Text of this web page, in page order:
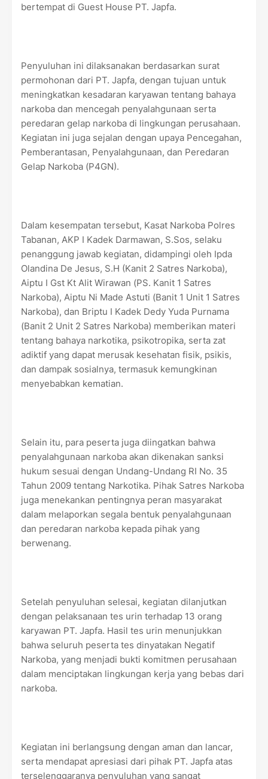
bertempat di Guest House PT. Japfa.
Penyuluhan ini dilaksanakan berdasarkan surat
permohonan dari PT. Japfa, dengan tujuan untuk
meningkatkan kesadaran karyawan tentang bahaya
narkoba dan mencegah penyalahgunaan serta
peredaran gelap narkoba di lingkungan perusahaan.
Kegiatan ini juga sejalan dengan upaya Pencegahan,
Pemberantasan, Penyalahgunaan, dan Peredaran
Gelap Narkoba (P4GN).
Dalam kesempatan tersebut, Kasat Narkoba Polres
Tabanan, AKP I Kadek Darmawan, S.Sos, selaku
penanggung jawab kegiatan, didampingi oleh Ipda
Olandina De Jesus, S.H (Kanit 2 Satres Narkoba),
Aiptu I Gst Kt Alit Wirawan (PS. Kanit 1 Satres
Narkoba), Aiptu Ni Made Astuti (Banit 1 Unit 1 Satres
Narkoba), dan Briptu I Kadek Dedy Yuda Purnama
(Banit 2 Unit 2 Satres Narkoba) memberikan materi
tentang bahaya narkotika, psikotropika, serta zat
adiktif yang dapat merusak kesehatan fisik, psikis,
dan dampak sosialnya, termasuk kemungkinan
menyebabkan kematian.
Selain itu, para peserta juga diingatkan bahwa
penyalahgunaan narkoba akan dikenakan sanksi
hukum sesuai dengan Undang-Undang RI No. 35
Tahun 2009 tentang Narkotika. Pihak Satres Narkoba
juga menekankan pentingnya peran masyarakat
dalam melaporkan segala bentuk penyalahgunaan
dan peredaran narkoba kepada pihak yang
berwenang.
Setelah penyuluhan selesai, kegiatan dilanjutkan
dengan pelaksanaan tes urin terhadap 13 orang
karyawan PT. Japfa. Hasil tes urin menunjukkan
bahwa seluruh peserta tes dinyatakan Negatif
Narkoba, yang menjadi bukti komitmen perusahaan
dalam menciptakan lingkungan kerja yang bebas dari
narkoba.
Kegiatan ini berlangsung dengan aman dan lancar,
serta mendapat apresiasi dari pihak PT. Japfa atas
terselenggaranya penyuluhan yang sangat